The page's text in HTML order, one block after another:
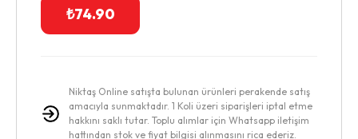
₺74.90
Niktaş Online satışta bulunan ürünleri perakende satış
amacıyla sunmaktadır. 1 Koli üzeri siparişleri iptal etme
hakkını saklı tutar. Toplu alımlar için Whatsapp iletişim
hattından stok ve fiyat bilgisi alınmasını rica ederiz.